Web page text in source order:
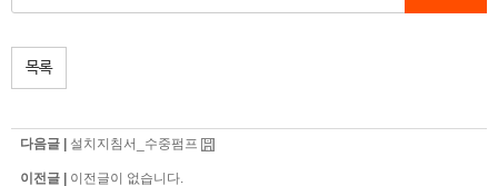
목록
다음글 | 설치지침서_수중펌프
이전글 | 이전글이 없습니다.